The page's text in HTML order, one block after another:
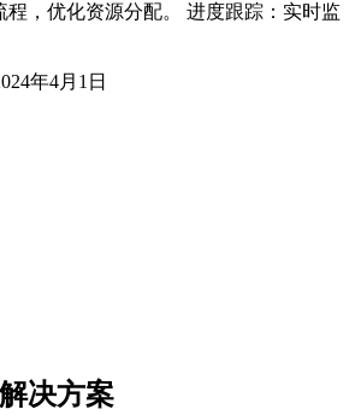
程，优化资源分配。 进度跟踪：实时监
年4月1日
决方案